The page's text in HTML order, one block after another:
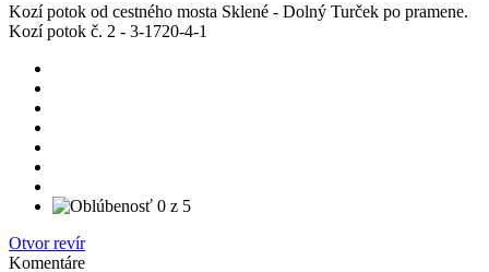
Kozí potok od cestného mosta Sklené - Dolný Turček po pramene.
Kozí potok č. 2 - 3-1720-4-1
Otvor revír
Komentáre